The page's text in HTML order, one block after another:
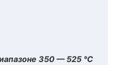
350 — 525 °С